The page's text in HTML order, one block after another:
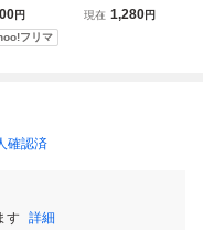
システム
＋バレー
円
フリマ
スマッシュピンポ
現在 1,280円
確認済
す 詳細